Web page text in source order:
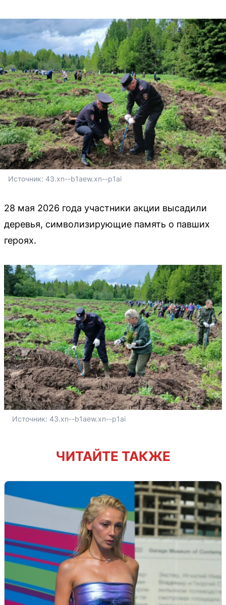
Источник: 43.xn--b1aew.xn--p1ai
28 мая 2026 года участники акции высадили
деревья, символизирующие память о павших
героях.
Источник: 43.xn--b1aew.xn--p1ai
ЧИТАЙТЕ ТАКЖЕ